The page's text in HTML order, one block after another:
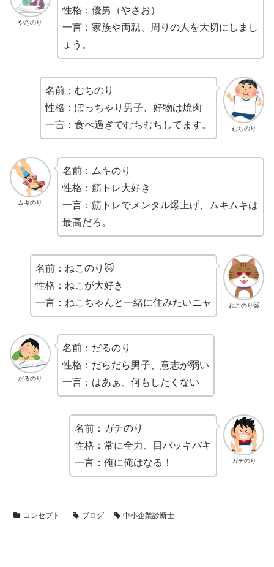
やさのり
性格：優男（やさお）
一言：家族や両親、周りの人を大切にしまし
ょう。
むちのり
名前：むちのり
性格：ぽっちゃり男子、好物は焼肉
一言：食べ過ぎでむちむちしてます。
ムキのり
名前：ムキのり
性格：筋トレ大好き
一言：筋トレでメンタル爆上げ、ムキムキは
最高だろ。
ねこのり😸
名前：ねこのり🐱
性格：ねこが大好き
一言：ねこちゃんと一緒に住みたいニャ
だるのり
名前：だるのり
性格：だらだら男子、意志が弱い
一言：はあぁ、何もしたくない
ガチのり
名前：ガチのり
性格：常に全力、目バッキバキ
一言：俺に俺はなる！
コンセプト ブログ 中小企業診断士